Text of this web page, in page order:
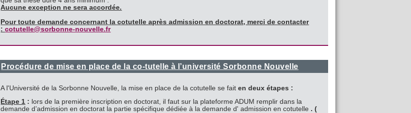
Aucune exception ne sera accordée.
Pour toute demande concernant la cotutelle après admission en doctorat, merci de contacter
:cotutelle@sorbonne-nouvelle.fr
Procédure de mise en place de la co-tutelle à l’université Sorbonne Nouvelle
A l'Université de la Sorbonne Nouvelle, la mise en place de la cotutelle se faiten deux étapes :
Étape 1 : lors de la première inscription en doctorat, il faut sur la plateforme ADUM remplir dans la
demande d’admission en doctorat la partie spécifique dédiée à la demande d' admission en cotutelle . (